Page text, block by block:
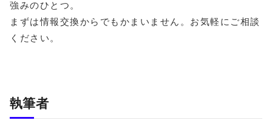
強みのひとつ。
まずは情報交換からでもかまいません。お気軽にご相談
ください。
執筆者